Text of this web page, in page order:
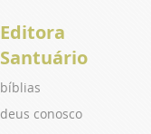
Editora
Santuário
bíblias
deus conosco